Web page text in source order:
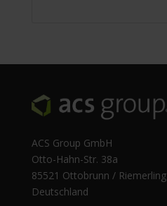
ACS Group GmbH
Otto-Hahn-Str. 38a
85521 Ottobrunn / Riemerling
Deutschland